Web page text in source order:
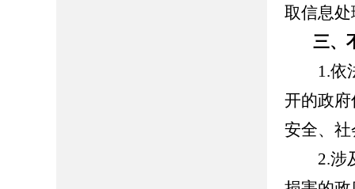
取信息
三、
1.依法
开的政
安全、
2.涉及